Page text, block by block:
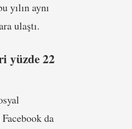
yılın aynı
ulaştı.
yüzde 22
da